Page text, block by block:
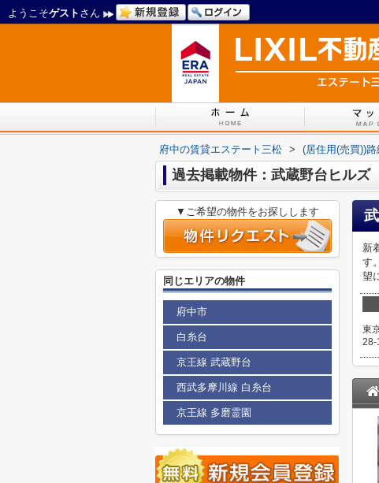
ようこそゲスト さん
府中の賃貸エステート三松 > (居住用(売買))
過去掲載物件：武蔵野台ヒルズ
新
す
望
東
28-
▼ご希望の物件をお探しします
同じエリアの物件
府中市
白糸台
京王線 武蔵野台
西武多摩川線 白糸台
京王線 多磨霊園